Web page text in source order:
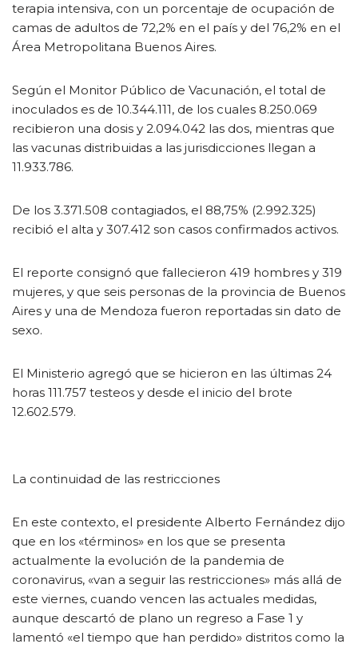
terapia intensiva, con un porcentaje de ocupación de
camas de adultos de 72,2% en el país y del 76,2% en el
Área Metropolitana Buenos Aires.
Según el Monitor Público de Vacunación, el total de
inoculados es de 10.344.111, de los cuales 8.250.069
recibieron una dosis y 2.094.042 las dos, mientras que
las vacunas distribuidas a las jurisdicciones llegan a
11.933.786.
De los 3.371.508 contagiados, el 88,75% (2.992.325)
recibió el alta y 307.412 son casos confirmados activos.
El reporte consignó que fallecieron 419 hombres y 319
mujeres, y que seis personas de la provincia de Buenos
Aires y una de Mendoza fueron reportadas sin dato de
sexo.
El Ministerio agregó que se hicieron en las últimas 24
horas 111.757 testeos y desde el inicio del brote
12.602.579.
La continuidad de las restricciones
En este contexto, el presidente Alberto Fernández dijo
que en los «términos» en los que se presenta
actualmente la evolución de la pandemia de
coronavirus, «van a seguir las restricciones» más allá de
este viernes, cuando vencen las actuales medidas,
aunque descartó de plano un regreso a Fase 1 y
lamentó «el tiempo que han perdido» distritos como la